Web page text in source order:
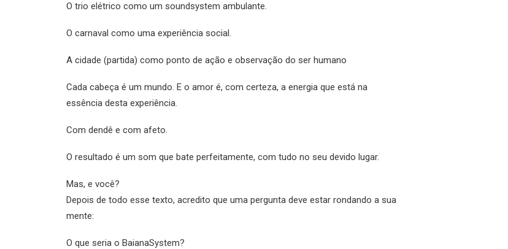
O trio elétrico como um soundsystem ambulante.
O carnaval como uma experiência social.
A cidade (partida) como ponto de ação e observação do ser humano
Cada cabeça é um mundo. E o amor é, com certeza, a energia que está na
essência desta experiência.
Com dendê e com afeto.
O resultado é um som que bate perfeitamente, com tudo no seu devido lugar.
Mas, e você?
Depois de todo esse texto, acredito que uma pergunta deve estar rondando a sua
mente:
O que seria o BaianaSystem?